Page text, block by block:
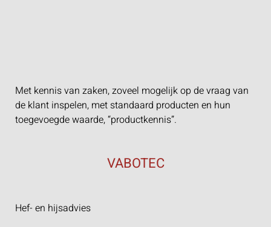
Met kennis van zaken, zoveel mogelijk op de vraag van
de klant inspelen, met standaard producten en hun
toegevoegde waarde, “productkennis”.
VABOTEC
Hef- en hijsadvies